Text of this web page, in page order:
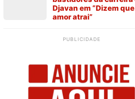
Djavan em “Dizem
amor atrai”
PUBLICIDADE